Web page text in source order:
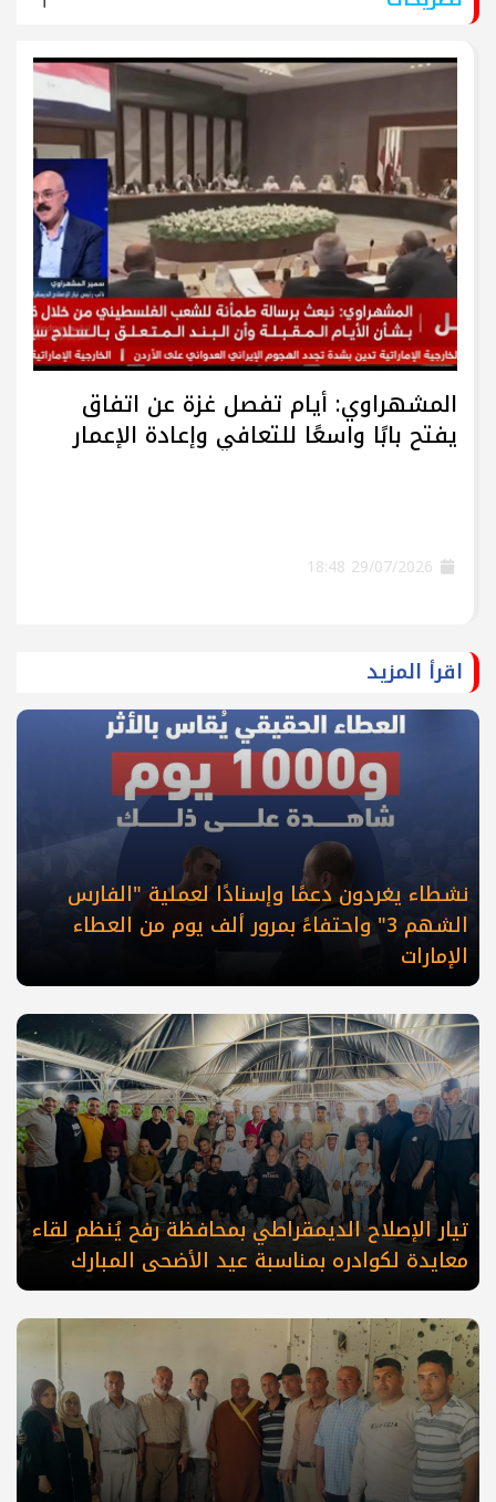
المشهراوي: أيام تفصل غزة عن اتفاق
يفتح بابًا واسعًا للتعافي وإعادة الإعمار
اقرأ المزيد
نشطاء يغردون دعمًا وإسنادًا لعملية "الفارس
الشهم 3" واحتفاءً بمرور ألف يوم من العطاء
الإمارات
تيار الإصلاح الديمقراطي بمحافظة رفح يُنظم لقاء
معايدة لكوادره بمناسبة عيد الأضحى المبارك